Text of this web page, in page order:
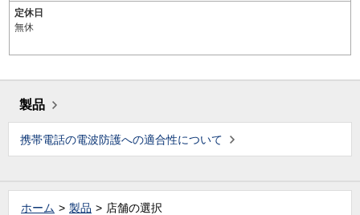
定休日
無休
製品
携帯電話の電波防護への適合性について
ホーム 製品 店舗の選択